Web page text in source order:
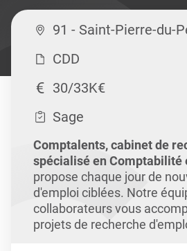
91 - Saint-Pierre-du-
CDD
30/33K€
Sage
Comptalents, cabinet de
spécialisé en Comptabilité
propose chaque jour de
d'emploi ciblées. Notre
collaborateurs vous
projets de recherche